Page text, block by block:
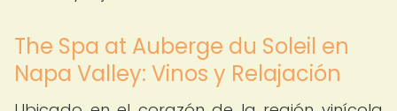
The Spa at Auberge du Soleil en
Napa Valley: Vinos y Relajación